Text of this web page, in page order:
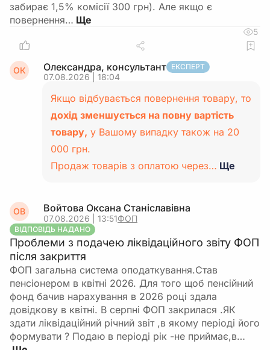
забирає 1,5% комісії 300 грн). Але якщо є
повернення…
5
ОК Олександра, консультант ЕКСПЕРТ
07.08.2026 | 18:04
Якщо відбувається повернення товару, то
дохід зменшується на повну вартість
товару, у Вашому випадку також на 20
000 грн.
Продаж товарів з оплатою через… Ще
ОВ Войтова Оксана Станіславівна
07.08.2026 | 13:51ФОП
ВІДПОВІДЬ НАДАНО
Проблеми з подачею ліквідаційного звіту ФОП
після закриття
ФОП загальна система оподаткування.Став
пенсіонером в квітні 2026. Для того щоб пенсійний
фонд бачив нарахування в 2026 році здала
довідкову в квітні. В серпні ФОП закрилася .ЯК
здати ліквідаційний річний звіт ,в якому періоді його
формувати ? Подаю в періоді рік -не приймає,в…